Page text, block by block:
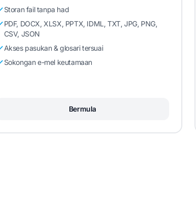
Storan fail tanpa had
PDF, DOCX, XLSX, PPTX, IDML, TXT, JPG, PNG,
CSV, JSON
Akses pasukan & glosari tersuai
Sokongan e-mel keutamaan
Bermula